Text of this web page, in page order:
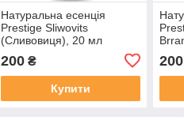
Натуральна есенція
Prestige Sliwovits
(Сливовиця), 20 мл
200₴
Купити
200